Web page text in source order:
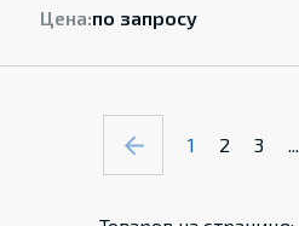
Цена:по запросу
1 2 3 ...